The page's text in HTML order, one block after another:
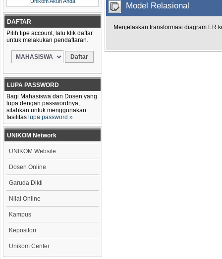
DAFTAR
Pilih tipe account, lalu klik daftar
untuk melakukan pendaftaran.
LUPA PASSWORD
Bagi Mahasiswa dan Dosen yang
lupa dengan passwordnya,
silahkan untuk menggunakan
fasilitas lupa password »
UNIKOM Network
UNIKOM Website
Dosen Online
Garuda Dikti
Nilai Online
Kampus
Kepositori
Unikom Center
Model Relasional
Menjelaskan transformasi diagram ER